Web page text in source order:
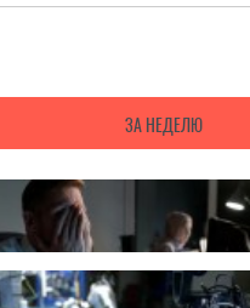
ЗА НЕДЕЛЮ